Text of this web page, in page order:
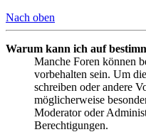
Nach oben
Warum kann ich auf
Manche Foren können
vorbehalten sein. Um
schreiben oder andere
möglicherweise
Moderator oder
Berechtigungen.